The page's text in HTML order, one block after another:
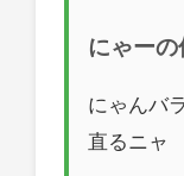
にゃーの
にゃんバ
直るニャ